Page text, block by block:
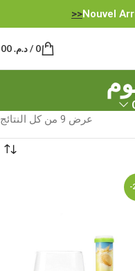
Nouvel
0
/د.م.
عرض ⁦9⁩ من كل النتائج
-